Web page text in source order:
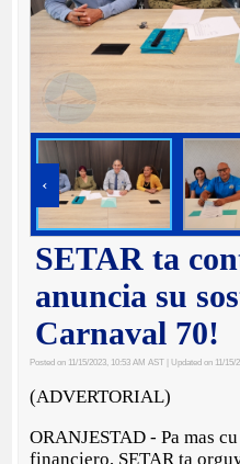
‹
SETAR ta
anuncia su
Carnaval 70!
Posted on 11/15/2023, 10:53 AM AST | Updated on 11/
(ADVERTORIAL)
ORANJESTAD - Pa mas
financiero, SETAR ta